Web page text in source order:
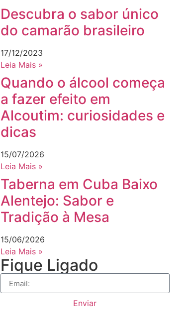
Descubra o sabor único
do camarão brasileiro
17/12/2023
Leia Mais »
Quando o álcool começa
a fazer efeito em
Alcoutim: curiosidades e
dicas
15/07/2026
Leia Mais »
Taberna em Cuba Baixo
Alentejo: Sabor e
Tradição à Mesa
15/06/2026
Leia Mais »
Fique Ligado
Enviar